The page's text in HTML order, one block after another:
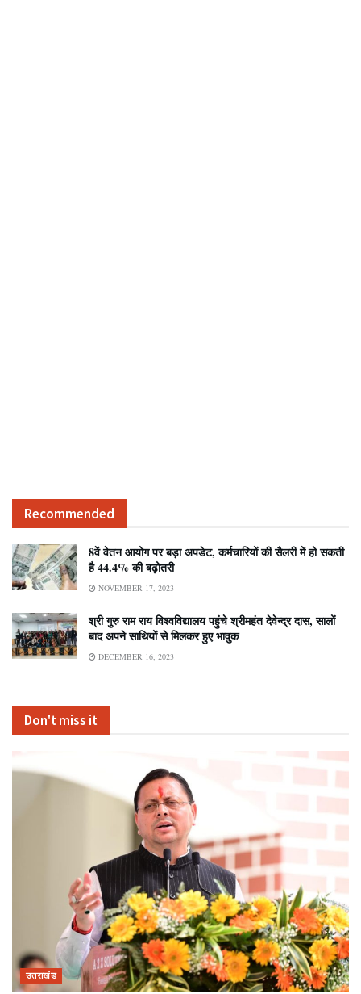
Recommended
8वें वेतन आयोग पर बड़ा अपडेट, कर्मचारियों की सैलरी में हो सकती
है 44.4% की बढ़ोतरी
NOVEMBER 17, 2023
श्री गुरु राम राय विश्वविद्यालय पहुंचे श्रीमहंत देवेन्द्र दास, सालों
बाद अपने साथियों से मिलकर हुए भावुक
DECEMBER 16, 2023
Don't miss it
उत्तराखंड